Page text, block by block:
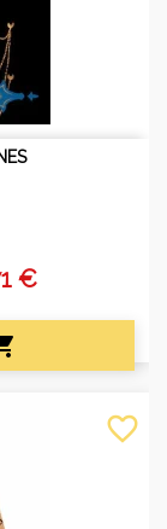
€
favorite_border